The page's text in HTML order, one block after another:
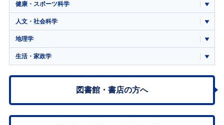
健康・スポーツ科学
人文・社会科学
地理学
生活・家政学
図書館・書店の方へ